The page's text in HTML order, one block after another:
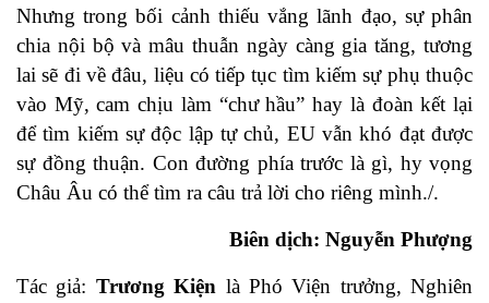
Nhưng trong bối cảnh thiếu vắng lãnh đạo, sự phân
chia nội bộ và mâu thuẫn ngày càng gia tăng, tương
lai sẽ đi về đâu, liệu có tiếp tục tìm kiếm sự phụ thuộc
vào Mỹ, cam chịu làm “chư hầu” hay là đoàn kết lại
để tìm kiếm sự độc lập tự chủ, EU vẫn khó đạt được
sự đồng thuận. Con đường phía trước là gì, hy vọng
Châu Âu có thể tìm ra câu trả lời cho riêng mình./.
Biên dịch: Nguyễn Phượng
Tác giả: Trương Kiện là Phó Viện trưởng, Nghiên